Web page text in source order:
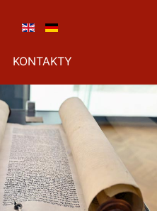
KONTAKTY